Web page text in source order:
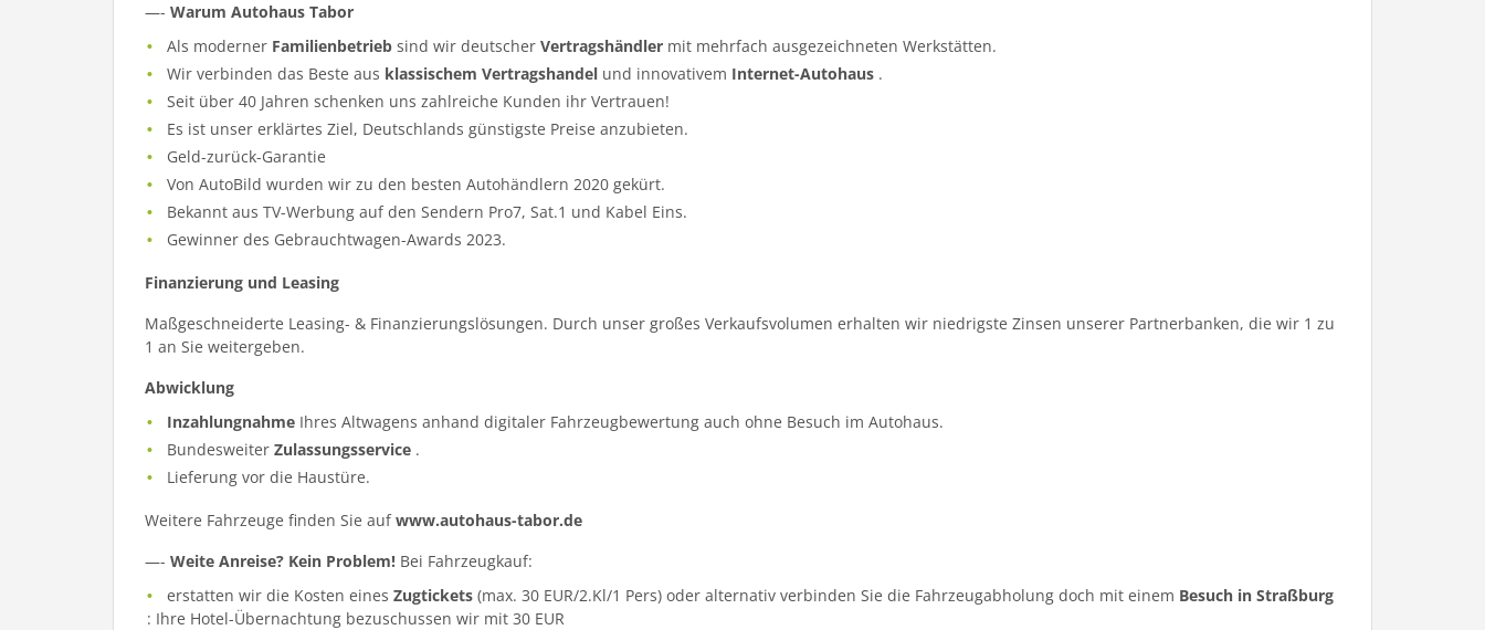
—- Warum Autohaus Tabor
Als moderner Familienbetrieb sind wir deutscherVertragshändler mit mehrfach ausgezeichneten Werkstätten.
Wir verbinden das Beste aus klassischem Vertragshandel und innovativem Internet-Autohaus .
Seit über 40 Jahren schenken uns zahlreiche Kunden ihr Vertrauen!
Es ist unser erklärtes Ziel, Deutschlands günstigste Preise anzubieten.
Geld-zurück-Garantie
Von AutoBild wurden wir zu den besten Autohändlern 2020 gekürt.
Bekannt aus TV-Werbung auf den Sendern Pro7, Sat.1 und Kabel Eins.
Gewinner des Gebrauchtwagen-Awards 2023.
Finanzierung und Leasing
Maßgeschneiderte Leasing- & Finanzierungslösungen. Durch unser großes Verkaufsvolumen erhalten wir niedrigste Zinsen unserer Partnerbanken, die wir 1 zu
1 an Sie weitergeben.
Abwicklung
Inzahlungnahme Ihres Altwagens anhand digitaler Fahrzeugbewertung auch ohne Besuch im Autohaus.
BundesweiterZulassungsservice .
Lieferung vor die Haustüre.
Weitere Fahrzeuge finden Sie aufwww.autohaus-tabor.de
—- Weite Anreise? Kein Problem! Bei Fahrzeugkauf:
erstatten wir die Kosten einesZugtickets(max. 30 EUR/2.Kl/1 Pers) oder alternativ verbinden Sie die Fahrzeugabholung doch mit einem Besuch in Straßburg
: Ihre Hotel-Übernachtung bezuschussen wir mit 30 EUR